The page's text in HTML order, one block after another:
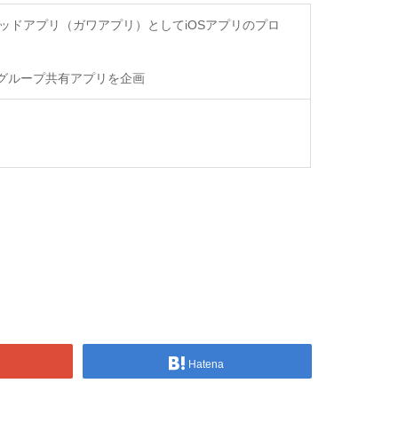
ドアプリ（ガワアプリ）としてiOSアプリのプロ
ループ共有アプリを企画
Hatena